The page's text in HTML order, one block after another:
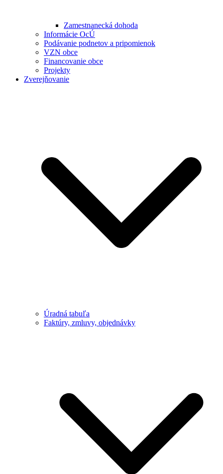
Zamestnanecká dohoda
Informácie OcÚ
Podávanie podnetov a pripomienok
VZN obce
Financovanie obce
Projekty
Zverejňovanie
Úradná tabuľa
Faktúry, zmluvy, objednávky